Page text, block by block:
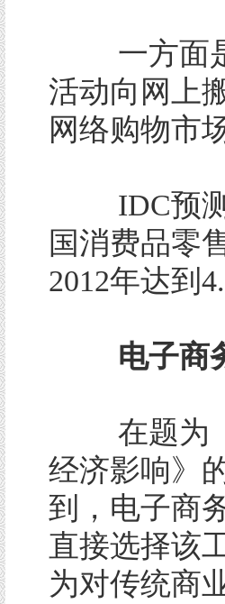
一方面是
活动向网上
网络购物市
IDC预测
国消费品零
2012年达到
电子商
在题为《
经济影响》
到，电子商
直接选择该
为对传统商